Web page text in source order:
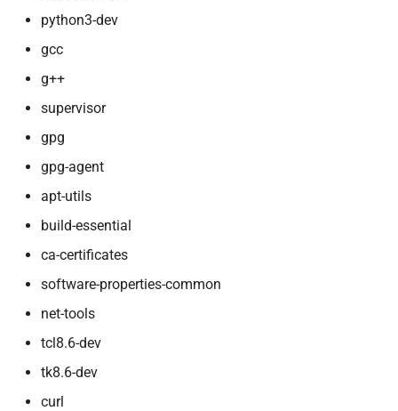
python3-dev
gcc
g++
supervisor
gpg
gpg-agent
apt-utils
build-essential
ca-certificates
software-properties-common
net-tools
tcl8.6-dev
tk8.6-dev
curl